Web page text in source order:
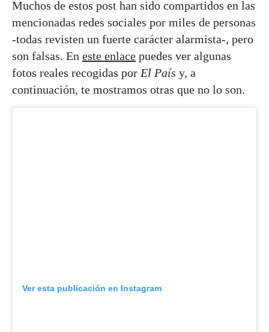
Muchos de estos post han sido compartidos en las
mencionadas redes sociales por miles de personas
-todas revisten un fuerte carácter alarmista-, pero
son falsas. En este enlace puedes ver algunas
fotos reales recogidas por El País y, a
continuación, te mostramos otras que no lo son.
Ver esta publicación en Instagram